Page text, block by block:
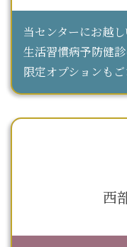
当センターにお越
生活習慣病予防健
限定オプションもご
西